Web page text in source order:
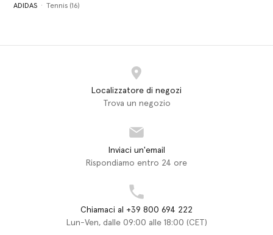
ADIDAS Tennis (16)
Localizzatore di negozi
Trova un negozio
Inviaci un'email
Rispondiamo entro 24 ore
Chiamaci al +39 800 694 222
Lun-Ven, dalle 09:00 alle 18:00 (CET)